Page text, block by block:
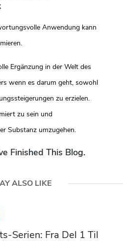
Anwendung kann
Ergänzung in der Welt des
wenn es darum geht, sowohl
zu erzielen.
zu sein und
Substanz umzugehen.
Finished This Blog.
ALSO LIKE
Serien: Fra Del 1 Til